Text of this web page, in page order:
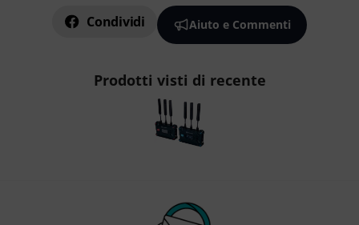
Condividi Aiuto e Commenti
Prodotti visti di recente